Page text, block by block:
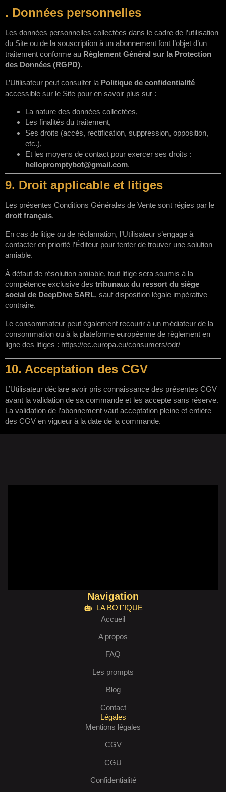
. Données personnelles
Les données personnelles collectées dans le cadre de l’utilisation
du Site ou de la souscription à un abonnement font l’objet d’un
traitement conforme au Règlement Général sur la Protection
des Données (RGPD).
L’Utilisateur peut consulter la Politique de confidentialité
accessible sur le Site pour en savoir plus sur :
La nature des données collectées,
Les finalités du traitement,
Ses droits (accès, rectification, suppression, opposition,
etc.),
Et les moyens de contact pour exercer ses droits :
hellopromptybot@gmail.com.
9. Droit applicable et litiges
Les présentes Conditions Générales de Vente sont régies par le
droit français.
En cas de litige ou de réclamation, l’Utilisateur s’engage à
contacter en priorité l’Éditeur pour tenter de trouver une solution
amiable.
À défaut de résolution amiable, tout litige sera soumis à la
compétence exclusive des tribunaux du ressort du siège
social de DeepDive SARL, sauf disposition légale impérative
contraire.
Le consommateur peut également recourir à un médiateur de la
consommation ou à la plateforme européenne de règlement en
ligne des litiges : https://ec.europa.eu/consumers/odr/
10. Acceptation des CGV
L’Utilisateur déclare avoir pris connaissance des présentes CGV
avant la validation de sa commande et les accepte sans réserve.
La validation de l’abonnement vaut acceptation pleine et entière
des CGV en vigueur à la date de la commande.
Navigation
LA BOT'IQUE
Accueil
A propos
FAQ
Les prompts
Blog
Contact
Légales
Mentions légales
CGV
CGU
Confidentialité